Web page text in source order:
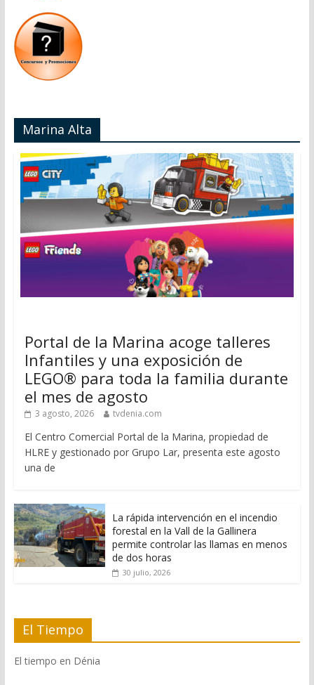
Marina Alta
Portal de la Marina acoge talleres
Infantiles y una exposición de
LEGO® para toda la familia durante
el mes de agosto
3 agosto, 2026 tvdenia.com
El Centro Comercial Portal de la Marina, propiedad de
HLRE y gestionado por Grupo Lar, presenta este agosto
una de
La rápida intervención en el incendio
forestal en la Vall de la Gallinera
permite controlar las llamas en menos
de dos horas
30 julio, 2026
El Tiempo
El tiempo en Dénia